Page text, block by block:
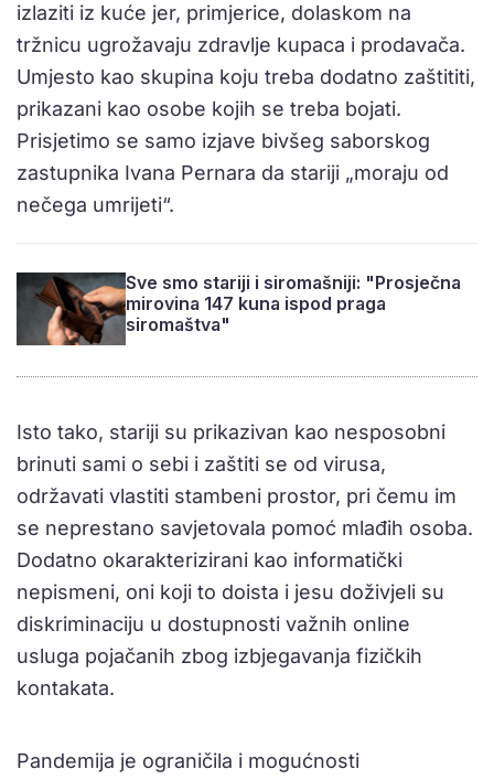
izlaziti iz kuće jer, primjerice, dolaskom na
tržnicu ugrožavaju zdravlje kupaca i prodavača.
Umjesto kao skupina koju treba dodatno zaštititi,
prikazani kao osobe kojih se treba bojati.
Prisjetimo se samo izjave bivšeg saborskog
zastupnika Ivana Pernara da stariji „moraju od
nečega umrijeti“.
Sve smo stariji i siromašniji: "Prosječna
mirovina 147 kuna ispod praga
siromaštva"
Isto tako, stariji su prikazivan kao nesposobni
brinuti sami o sebi i zaštiti se od virusa,
održavati vlastiti stambeni prostor, pri čemu im
se neprestano savjetovala pomoć mlađih osoba.
Dodatno okarakterizirani kao informatički
nepismeni, oni koji to doista i jesu doživjeli su
diskriminaciju u dostupnosti važnih online
usluga pojačanih zbog izbjegavanja fizičkih
kontakata.
Pandemija je ograničila i mogućnosti